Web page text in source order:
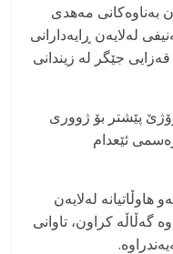
بەناوەکانی مەهدی
لەلایەن ڕایەدارانی
جێگر لە زیندانی
پێشتر بۆ ژووری
ئێعدام
هاوڵاتیانە لەلایەن
گەڵاڵە کراون، تاوانی